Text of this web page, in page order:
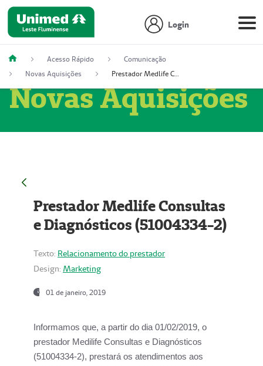
Login
Acesso Rápido
Comunicação
Novas Aquisições
Prestador Medlife Consultas e Diagnósticos (51004334-2)
Novas Aquisições
Prestador Medlife Consultas
e Diagnósticos (51004334-2)
Texto: Relacionamento do prestador
Design: Marketing
01 de janeiro, 2019
Informamos que, a partir do dia 01/02/2019, o
prestador Medilife Consultas e Diagnósticos
(51004334-2), prestará os atendimentos aos